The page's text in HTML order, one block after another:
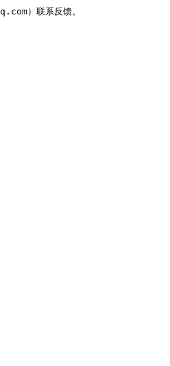
）联系反馈。